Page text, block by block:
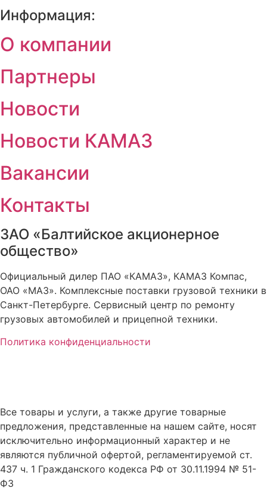
Информация:
О компании
Партнеры
Новости
Новости КАМАЗ
Вакансии
Контакты
ЗАО «Балтийское акционерное
общество»
Официальный дилер ПАО «КАМАЗ», КАМАЗ Компас,
ОАО «МАЗ». Комплексные поставки грузовой техники в
Санкт-Петербурге. Сервисный центр по ремонту
грузовых автомобилей и прицепной техники.
Политика конфиденциальности
Все товары и услуги, а также другие товарные
предложения, представленные на нашем сайте, носят
исключительно информационный характер и не
являются публичной офертой, регламентируемой ст.
437 ч. 1 Гражданского кодекса РФ от 30.11.1994 № 51-
ФЗ